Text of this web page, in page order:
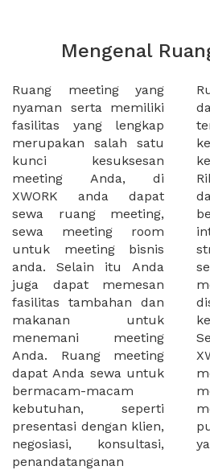
Mengenal
Ruang meeting yang
nyaman serta memiliki
fasilitas yang lengkap
merupakan salah satu
kunci kesuksesan
meeting Anda, di
XWORK anda dapat
sewa ruang meeting,
sewa meeting room
untuk meeting bisnis
anda. Selain itu Anda
juga dapat memesan
fasilitas tambahan dan
makanan untuk
menemani meeting
Anda. Ruang meeting
dapat Anda sewa untuk
bermacam-macam
kebutuhan, seperti
presentasi dengan klien,
negosiasi, konsultasi,
penandatanganan
Ruang meeting juga
dapat diatur susunan
tempat duduk sesuai
kebutuhan dan
ketersediaan ruangan.
Ribuan ruang meeting
dapat Anda pilih
berdasarkan corak
interior, lokasi yang
strategis, harga yang
sesuai dengan budget
meeting Anda, ataupun
disesuaikan dengan
kebutuhan klien Anda.
Sewa meeting room di
XWORK akan
mempermudah
meeting Anda dan
membuat klien Anda
puas dengan meeting